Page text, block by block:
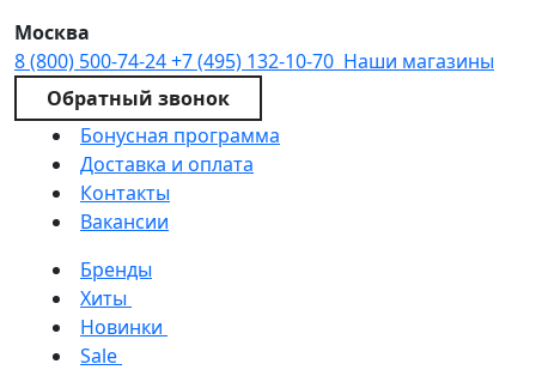
Москва
8 (800) 500-74-24+7 (495) 132-10-70 Наши магазины
Обратный звонок
Бонусная программа
Доставка и оплата
Контакты
Вакансии
Бренды
Хиты
Новинки
Sale